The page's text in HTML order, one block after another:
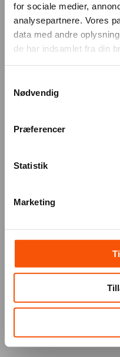
for sociale medier,
analysepartnere. Vores
data med andre
de har indsamlet fra din
Nødvendig
Præferencer
Statistik
Marketing